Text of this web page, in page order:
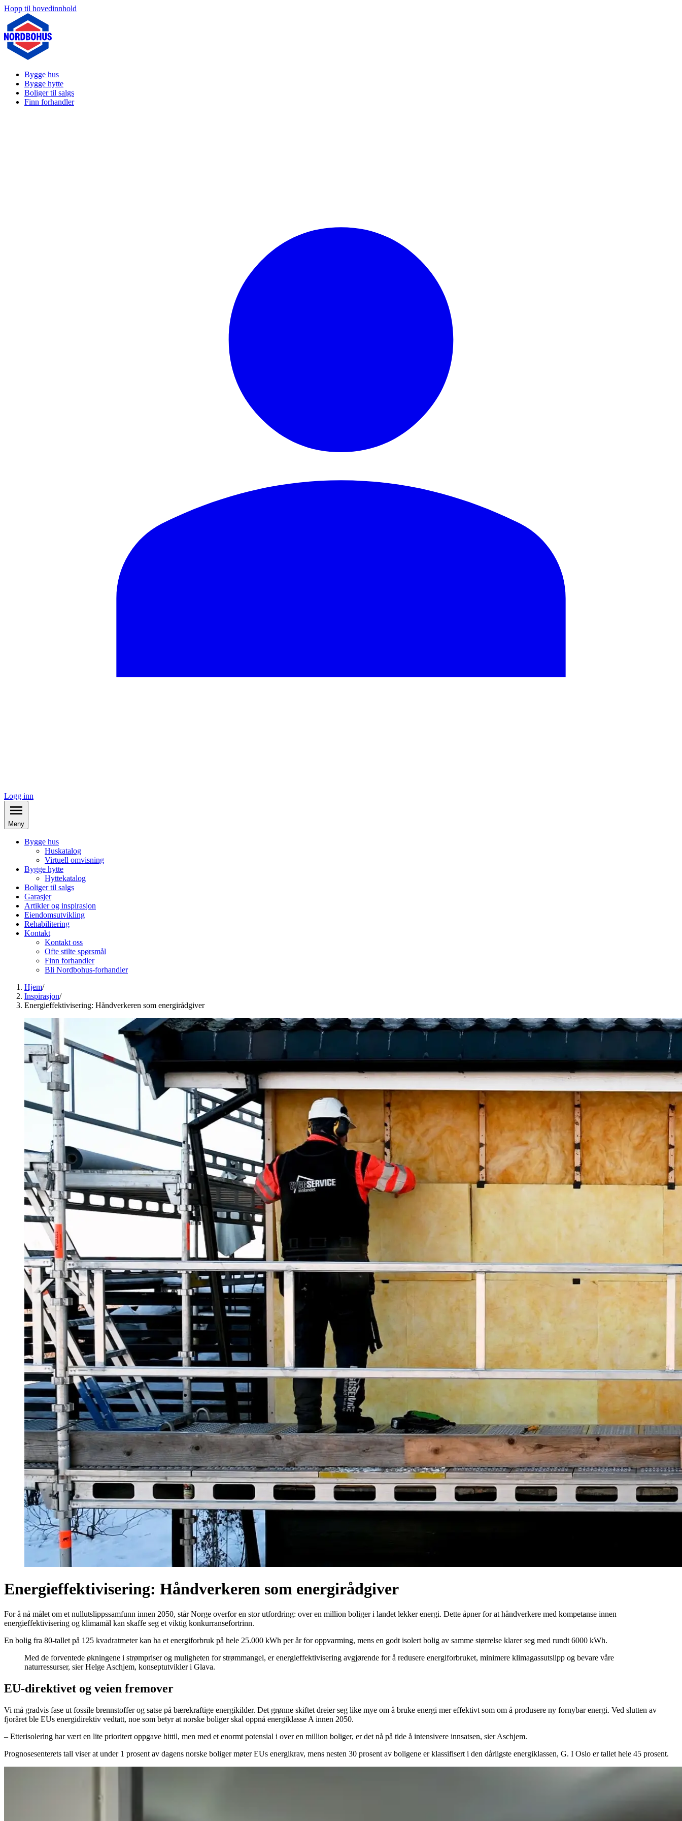
Hopp til hovedinnhold
Bygge hus
Bygge hytte
Boliger til salgs
Finn forhandler
Logg inn
Meny
Bygge hus
Huskatalog
Virtuell omvisning
Bygge hytte
Hyttekatalog
Boliger til salgs
Garasjer
Artikler og inspirasjon
Eiendomsutvikling
Rehabilitering
Kontakt
Kontakt oss
Ofte stilte spørsmål
Finn forhandler
Bli Nordbohus-forhandler
Hjem/
Inspirasjon/
Energieffektivisering: Håndverkeren som energirådgiver
Energieffektivisering: Håndverkeren som energirådgiver
For å nå målet om et nullutslippssamfunn innen 2050, står Norge overfor en stor utfordring: over en million boliger i landet lekker energi. Dette åpner for at håndverkere med kompetanse innen
energieffektivisering og klimamål kan skaffe seg et viktig konkurransefortrinn.
En bolig fra 80-tallet på 125 kvadratmeter kan ha et energiforbruk på hele 25.000 kWh per år for oppvarming, mens en godt isolert bolig av samme størrelse klarer seg med rundt 6000 kWh.
Med de forventede økningene i strømpriser og muligheten for strømmangel, er energieffektivisering avgjørende for å redusere energiforbruket, minimere klimagassutslipp og bevare våre
naturressurser, sier Helge Aschjem, konseptutvikler i Glava.
EU-direktivet og veien fremover
Vi må gradvis fase ut fossile brennstoffer og satse på bærekraftige energikilder. Det grønne skiftet dreier seg like mye om å bruke energi mer effektivt som om å produsere ny fornybar energi. Ved slutten av
fjoråret ble EUs energidirektiv vedtatt, noe som betyr at norske boliger skal oppnå energiklasse A innen 2050.
– Etterisolering har vært en lite prioritert oppgave hittil, men med et enormt potensial i over en million boliger, er det nå på tide å intensivere innsatsen, sier Aschjem.
Prognosesenterets tall viser at under 1 prosent av dagens norske boliger møter EUs energikrav, mens nesten 30 prosent av boligene er klassifisert i den dårligste energiklassen, G. I Oslo er tallet hele 45 prosent.